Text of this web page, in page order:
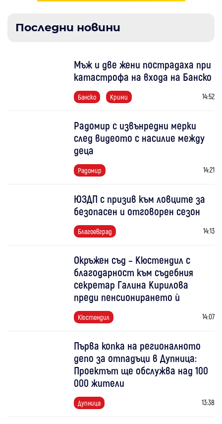
Последни новини
Мъж и две жени пострадаха при
катастрофа на входа на Банско
Банско Крими 14:52
Радомир с извънредни мерки
след видеото с насилие между
деца
Радомир 14:21
ЮЗДП с призив към ловците за
безопасен и отговорен сезон
Благоевград 14:13
Окръжен съд – Кюстендил с
благодарност към съдебния
секретар Галина Кирилова
преди пенсионирането ѝ
Кюстендил 14:07
Първа копка на регионалното
депо за отпадъци в Дупница:
Проектът ще обслужва над 100
000 жители
Дупница 13:38